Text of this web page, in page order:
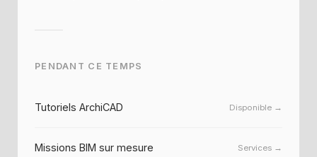
PENDANT CE TEMPS
Tutoriels ArchiCAD Disponible →
Missions BIM sur mesure Services →